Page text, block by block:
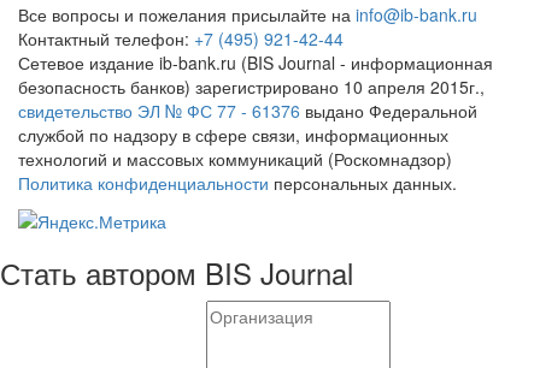
Все вопросы и пожелания присылайте на info@ib-bank.ru
Контактный телефон: +7 (495) 921-42-44
Сетевое издание ib-bank.ru (BIS Journal - информационная
безопасность банков) зарегистрировано 10 апреля 2015г.,
свидетельство ЭЛ № ФС 77 - 61376 выдано Федеральной
службой по надзору в сфере связи, информационных
технологий и массовых коммуникаций (Роскомнадзор)
Политика конфиденциальности персональных данных.
Стать автором BIS Journal